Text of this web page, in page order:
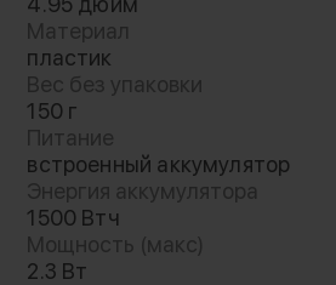
Материал
пластик
Вес без упаковки
150 г
Питание
встроенный аккумулятор
Энергия аккумулятора
1500 Втч
Мощность (макс)
2.3 Вт